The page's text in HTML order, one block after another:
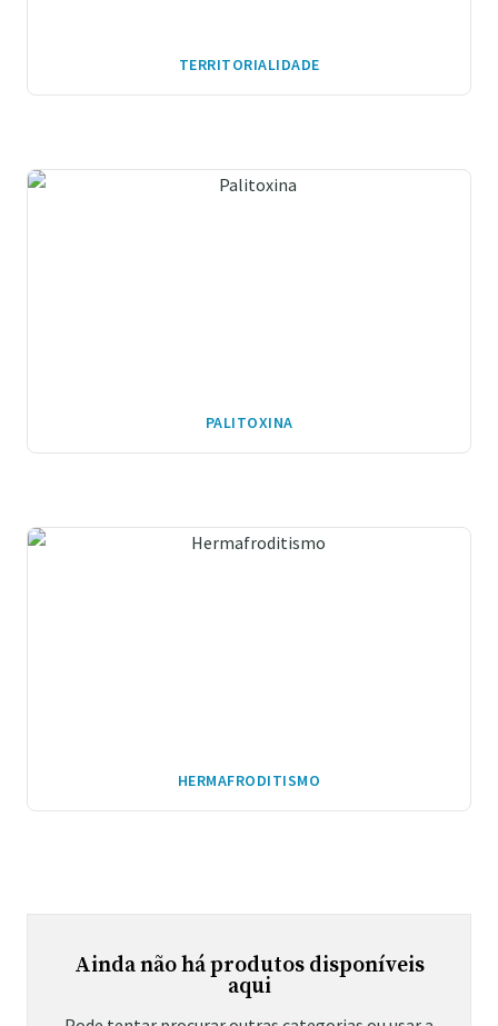
TERRITORIALIDADE
PALITOXINA
HERMAFRODITISMO
Ainda não há produtos disponíveis
aqui